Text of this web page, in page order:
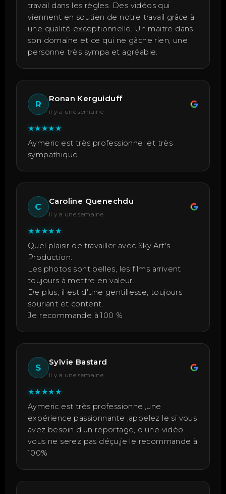
travail dans les règles. Des vidéos qui
viennent en soutien de notre travail grâce à
une qualité exceptionnelle. Un maitre dans
son domaine et ce qui ne gâche rien, une
personne très sympa et agréable.
R
Ronan Kerguiduff
il y a une semaine
★★★★★
Aymeric est très professionnel et très
sympathique.
C
Caroline Quenechdu
il y a une semaine
★★★★★
Quel plaisir de travailler avec Sky Art's
Production.
Les photos sont belles, les films arrivent
toujours à mettre en valeur.
De plus, il est d'une gentillesse, toujours
souriant et content.
Je recommande à 100 %
S
Sylvie Bastard
il y a une semaine
★★★★★
Aymeric est très professionnel,une
expérience passionnante ,appelez le si vous
avez besoin d'un reportage, d'une vidéo
vous ne serez pas déçu,je le recommande à
100%